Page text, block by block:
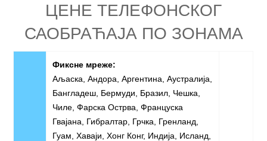
ЦЕНЕ ТЕЛЕФОНСКОГ
САОБРАЋАЈА ПО ЗОНАМA
Фиксне мреже:
Аљаска, Андора, Аргентина, Аустралија,
Бангладеш, Бермуди, Бразил, Чешка,
Чиле, Фарска Острва, Француска
Гвајана, Гибралтар, Грчка, Гренланд,
Гуам, Хаваји, Хонг Конг, Индија, Исланд,